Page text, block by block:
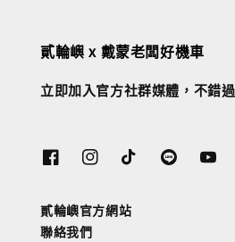
貳輪嶼 x 戴蒙老闆好機車
立即加入官方社群媒體，不錯
貳輪嶼官方網站
聯絡我們